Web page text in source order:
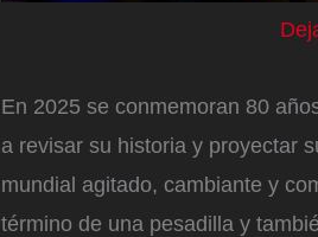
En 2025 se conmemoran 80
a revisar su historia y proyectar
mundial agitado, cambiante y
término de una pesadilla y